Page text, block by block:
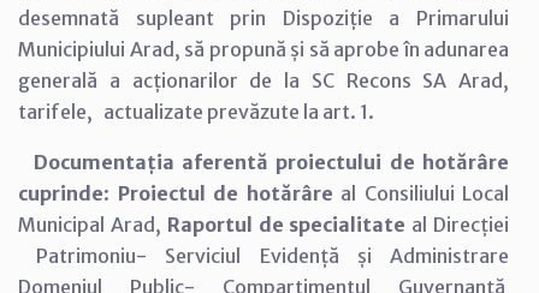
desemnată supleant prin Dispoziție a Primarului
Municipiului Arad, să propună și să aprobe în adunarea
generală a acționarilor de la SC Recons SA Arad,
tarifele, actualizate prevăzute la art. 1.
Documentația aferentă proiectului de hotărâre
cuprinde: Proiectul de hotărâre al Consiliului Local
Municipal Arad, Raportul de specialitate al Direcției
Patrimoniu- Serviciul Evidență și Administrare
Domeniul Public- Compartimentul Guvernanță